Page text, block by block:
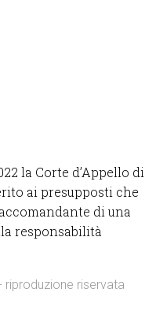
la Corte d’Appello di
ai presupposti che
di una
responsabilità
riproduzione riservata